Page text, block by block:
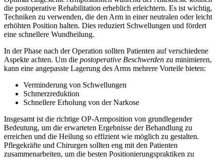
die postoperative Rehabilitation erheblich erleichtern. Es ist wichtig,
Techniken zu verwenden, die den Arm in einer neutralen oder leicht
erhöhten Position halten. Dies reduziert Schwellungen und fördert
eine schnellere Wundheilung.
In der Phase nach der Operation sollten Patienten auf verschiedene
Aspekte achten. Um die postoperative Beschwerden zu minimieren,
kann eine angepasste Lagerung des Arms mehrere Vorteile bieten:
Verminderung von Schwellungen
Schmerzreduktion
Schnellere Erholung von der Narkose
Insgesamt ist die richtige OP-Armposition von grundlegender
Bedeutung, um die erwarteten Ergebnisse der Behandlung zu
erreichen und die Heilung so effizient wie möglich zu gestalten.
Pflegekräfte und Chirurgen sollten eng mit den Patienten
zusammenarbeiten, um die besten Positionierungspraktiken zu